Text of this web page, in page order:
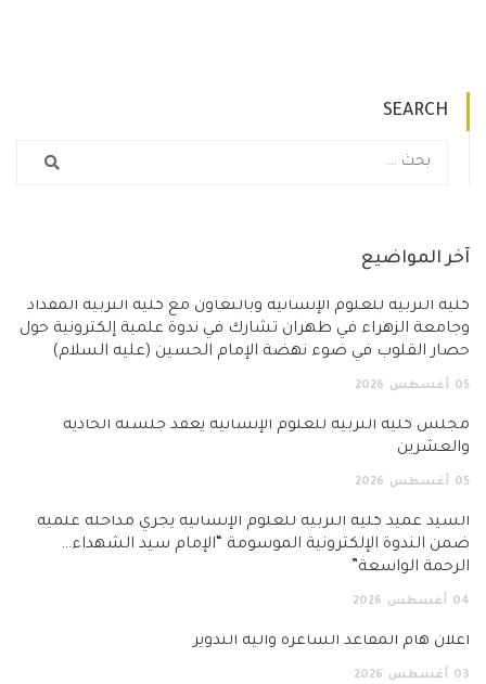
SEARCH
آخر المواضيع
كلية التربية للعلوم الإنسانية وبالتعاون مع كلية التربية المقداد
وجامعة الزهراء في طهران تشارك في ندوة علمية إلكترونية حول
حصار القلوب في ضوء نهضة الإمام الحسين (عليه السلام)
05 أغسطس 2026
مجلس كلية التربية للعلوم الإنسانية يعقد جلسته الحادية
والعشرين
05 أغسطس 2026
السيد عميد كلية التربية للعلوم الإنسانية يجري مداخلة علمية
ضمن الندوة الإلكترونية الموسومة “الإمام سيد الشهداء…
الرحمة الواسعة”
04 أغسطس 2026
اعلان هام المقاعد الشاغرة وآلية التدوير
03 أغسطس 2026